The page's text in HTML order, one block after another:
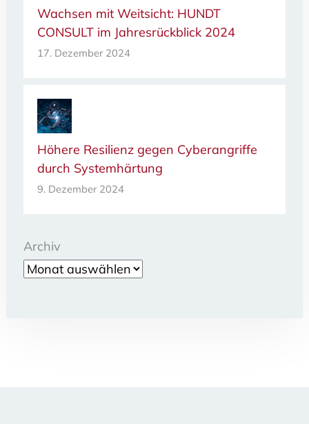
Wachsen mit Weitsicht: HUNDT
CONSULT im Jahresrückblick 2024
17. Dezember 2024
Höhere Resilienz gegen Cyberangriffe
durch Systemhärtung
9. Dezember 2024
Archiv